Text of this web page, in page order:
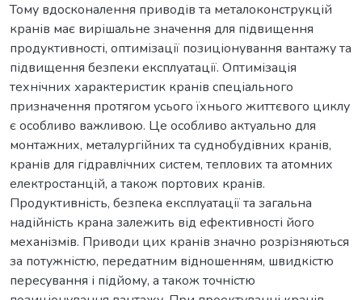
Тому вдосконалення приводів та металоконструкцій
кранів має вирішальне значення для підвищення
продуктивності, оптимізації позиціонування вантажу та
підвищення безпеки експлуатації. Оптимізація
технічних характеристик кранів спеціального
призначення протягом усього їхнього життєвого циклу
є особливо важливою. Це особливо актуально для
монтажних, металургійних та суднобудівних кранів,
кранів для гідравлічних систем, теплових та атомних
електростанцій, а також портових кранів.
Продуктивність, безпека експлуатації та загальна
надійність крана залежить від ефективності його
механізмів. Приводи цих кранів значно розрізняються
за потужністю, передатним відношенням, швидкістю
пересування і підйому, а також точністю